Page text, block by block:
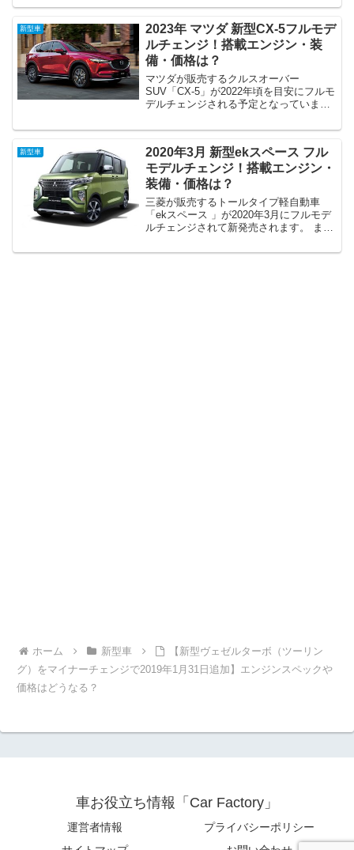
V6エンジンを廃止など大掛かりな改良を
しましたが、やはり基本設計が古いの
は...
新型車
2023年 マツダ 新型CX-5フルモデ
ルチェンジ！搭載エンジン・装
備・価格は？
マツダが販売するクルスオーバー
SUV「CX-5」が2022年頃を目安にフルモ
デルチェンジされる予定となっていま
れてから、好調な販売を見せるCX-5は新
ライバル...
新型車
2020年3月 新型ekスペース フル
モデルチェンジ！搭載エンジン・
装備・価格は？
三菱が販売するトールタイプ軽自動車
「ekスペース 」が2020年3月にフルモデ
ルチェンジされて新発売されます。 また
クロスオーバータイプの「ekクロス スペ
ホーム 新型車
【新型ヴェゼルターボ（ツーリン
グ）をマイナーチェンジで2019年1月31日追加】エンジンスペックや
価格はどうなる？
車お役立ち情報「Car Factory」
運営者情報
プライバシーポリシー